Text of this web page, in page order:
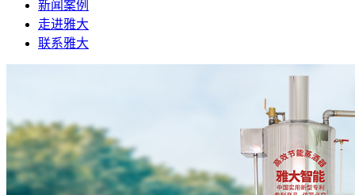
新闻案例
走进雅大
联系雅大